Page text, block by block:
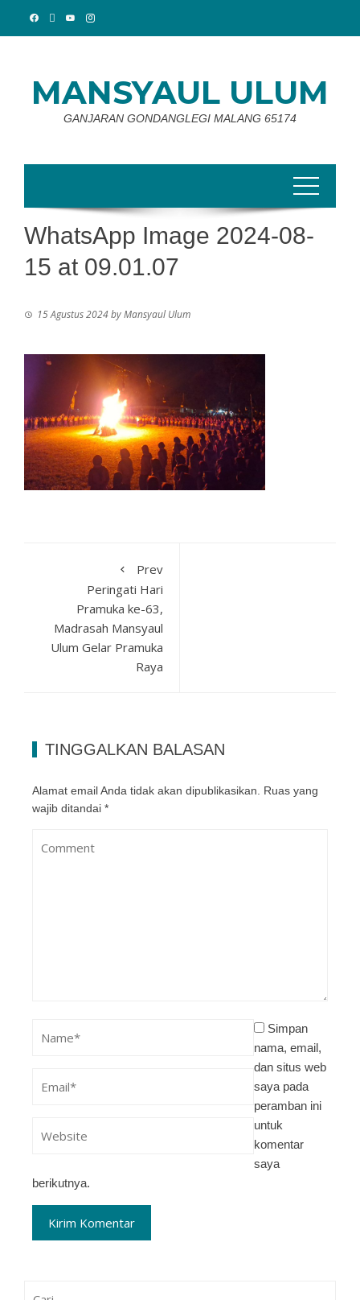
MANSYAUL ULUM
GANJARAN GONDANGLEGI MALANG 65174
WhatsApp Image 2024-08-
15 at 09.01.07
15 Agustus 2024byMansyaul Ulum
Prev
Peringati Hari
Pramuka ke-63,
Madrasah Mansyaul
Ulum Gelar Pramuka
Raya
TINGGALKAN BALASAN
Alamat email Anda tidak akan dipublikasikan.
Ruas yang
wajib ditandai *
Simpan
nama, email,
dan situs web
saya pada
peramban ini
untuk
komentar
saya
berikutnya.